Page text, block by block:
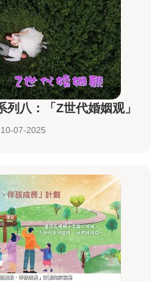
列八：「Z世代婚姻观」
10-07-2025